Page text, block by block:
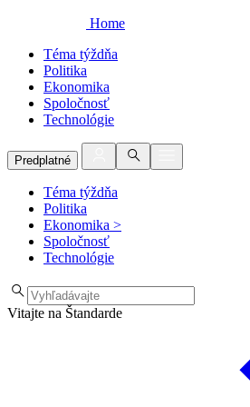
Home
Téma týždňa
Politika
Ekonomika
Spoločnosť
Technológie
Predplatné
Téma týždňa
Politika
Ekonomika >
Spoločnosť
Technológie
Vitajte na Štandarde